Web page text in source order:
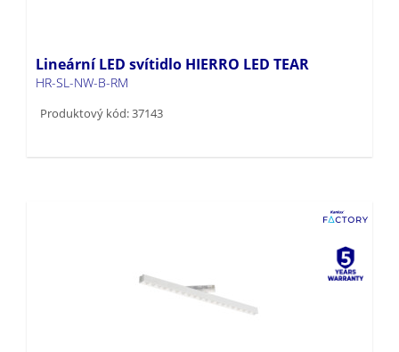
Lineární LED svítidlo HIERRO LED TEAR
HR-SL-NW-B-RM
Produktový kód: 37143